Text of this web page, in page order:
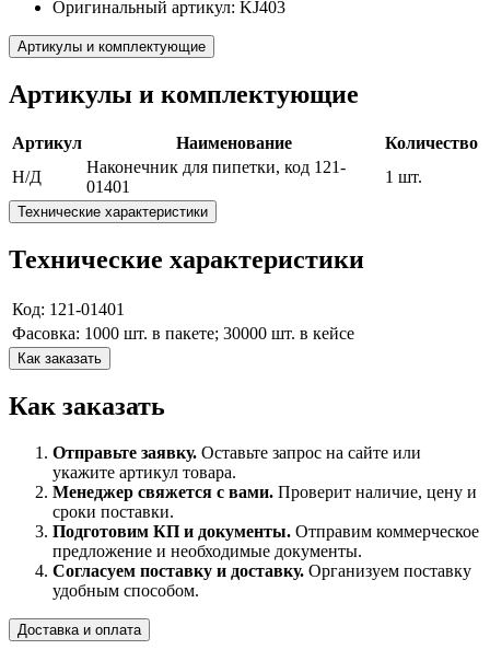
Оригинальный артикул: KJ403
Артикулы и комплектующие
Артикулы и комплектующие
Артикул Наименование
Количество
Н/Д
Наконечник для пипетки, код 121-
01401
1 шт.
Технические характеристики
Технические характеристики
Код: 121-01401
Фасовка: 1000 шт. в пакете; 30000 шт. в кейсе
Как заказать
Как заказать
Отправьте заявку. Оставьте запрос на сайте или
укажите артикул товара.
Менеджер свяжется с вами. Проверит наличие, цену и
сроки поставки.
Подготовим КП и документы. Отправим коммерческое
предложение и необходимые документы.
Согласуем поставку и доставку. Организуем поставку
удобным способом.
Доставка и оплата